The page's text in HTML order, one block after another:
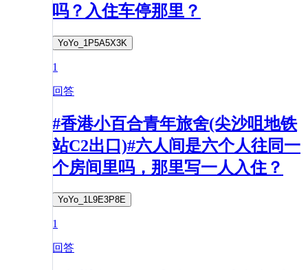
吗？入住车停那里？
YoYo_1P5A5X3K
1
回答
#香港小百合青年旅舍(尖沙咀地铁
站C2出口)#六人间是六个人往同一
个房间里吗，那里写一人入住？
YoYo_1L9E3P8E
1
回答